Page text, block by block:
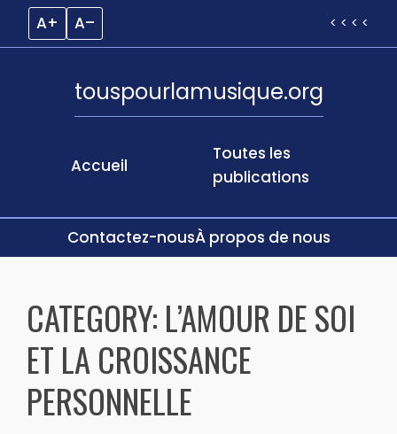
A+ A– < < < <
Accueil
touspourlamusique.org
Toutes les
publications
Contactez-nousÀ propos de nous
contentCATEGORY: L’AMOUR DE SOI
ET LA CROISSANCE
PERSONNELLE